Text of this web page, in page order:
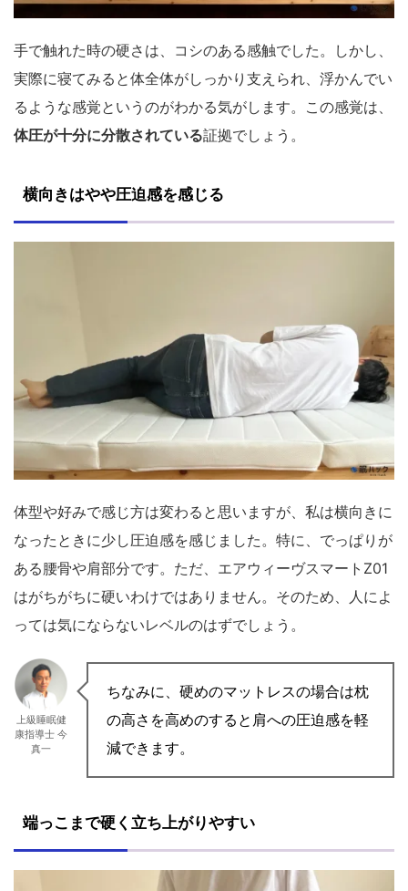
手で触れた時の硬さは、コシのある感触でした。しかし、
実際に寝てみると体全体がしっかり支えられ、浮かんでい
るような感覚というのがわかる気がします。この感覚は、
体圧が十分に分散されている証拠でしょう。
横向きはやや圧迫感を感じる
体型や好みで感じ方は変わると思いますが、私は横向きに
なったときに少し圧迫感を感じました。特に、でっぱりが
ある腰骨や肩部分です。ただ、エアウィーヴスマートZ01
はがちがちに硬いわけではありません。そのため、人によ
っては気にならないレベルのはずでしょう。
上級睡眠健
康指導士 今
真一
ちなみに、硬めのマットレスの場合は枕
の高さを高めのすると肩への圧迫感を軽
減できます。
端っこまで硬く立ち上がりやすい